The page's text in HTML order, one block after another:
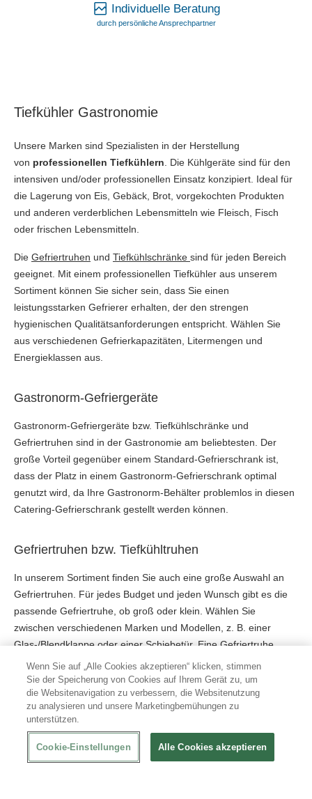
Individuelle Beratung
durch persönliche Ansprechpartner
Tiefkühler Gastronomie
Unsere Marken sind Spezialisten in der Herstellung
von professionellen Tiefkühlern . Die Kühlgeräte sind für den
intensiven und/oder professionellen Einsatz konzipiert. Ideal für
die Lagerung von Eis, Gebäck, Brot, vorgekochten Produkten
und anderen verderblichen Lebensmitteln wie Fleisch, Fisch
oder frischen Lebensmitteln.
Die Gefriertruhen und Tiefkühlschränke sind für jeden Bereich
geeignet. Mit einem professionellen Tiefkühler aus unserem
Sortiment können Sie sicher sein, dass Sie einen
leistungsstarken Gefrierer erhalten, der den strengen
hygienischen Qualitätsanforderungen entspricht. Wählen Sie
aus verschiedenen Gefrierkapazitäten, Litermengen und
Energieklassen aus.
Gastronorm-Gefriergeräte
Gastronorm-Gefriergeräte bzw. Tiefkühlschränke und
Gefriertruhen sind in der Gastronomie am beliebtesten. Der
große Vorteil gegenüber einem Standard-Gefrierschrank ist,
dass der Platz in einem Gastronorm-Gefrierschrank optimal
genutzt wird, da Ihre Gastronorm-Behälter problemlos in diesen
Catering-Gefrierschrank gestellt werden können.
Gefriertruhen bzw. Tiefkühltruhen
In unserem Sortiment finden Sie auch eine große Auswahl an
Gefriertruhen. Für jedes Budget und jeden Wunsch gibt es die
passende Gefriertruhe, ob groß oder klein. Wählen Sie
zwischen verschiedenen Marken und Modellen, z. B. einer
Glas-/Blendklappe oder einer Schiebetür. Eine Gefriertruhe
unterscheided sich grundsätzlich durch die Öffnung nach oben
hin. Bedeutet es wird in eine Gefriertruhe von oben
reingegriffen. Das kann sehr praktisch sein, insbesondere, wenn
viele kleinere Gegenstände einsortiert gefroren werden müssen.
Wenn Sie auf „Alle Cookies akzeptieren“ klicken, stimmen
Sie der Speicherung von Cookies auf Ihrem Gerät zu, um
die Websitenavigation zu verbessern, die Websitenutzung
zu analysieren und unsere Marketingbemühungen zu
unterstützen.
Cookie-Einstellungen Alle Cookies akzeptieren